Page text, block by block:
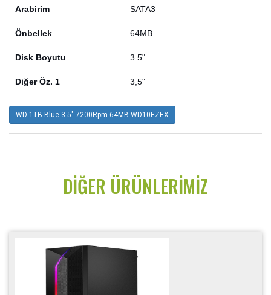
Arabirim SATA3
Önbellek 64MB
Disk Boyutu 3.5"
Diğer Öz. 1 3,5"
WD 1TB Blue 3.5" 7200Rpm 64MB WD10EZEX
DIĞER ÜRÜNLERIMIZ